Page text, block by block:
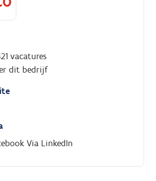
vacatures
dit bedrijf
Via LinkedIn